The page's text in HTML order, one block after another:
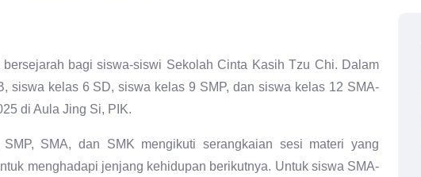
bagi siswa-siswi Sekolah Cinta Kasih Tzu Chi. Dalam
siswa kelas 6 SD, siswa kelas 9 SMP, dan siswa kelas 12 SMA-
di Aula Jing Si, PIK.
SMA, dan SMK mengikuti serangkaian sesi materi yang
menghadapi jenjang kehidupan berikutnya. Untuk siswa SMA-